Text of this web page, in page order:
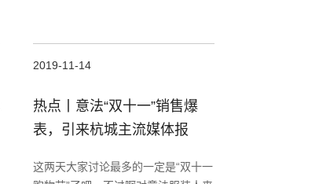
2019-11-14
热点丨意法“双十一”销售爆
表，引来杭城主流媒体报
这两天大家讨论最多的一定是“双十一